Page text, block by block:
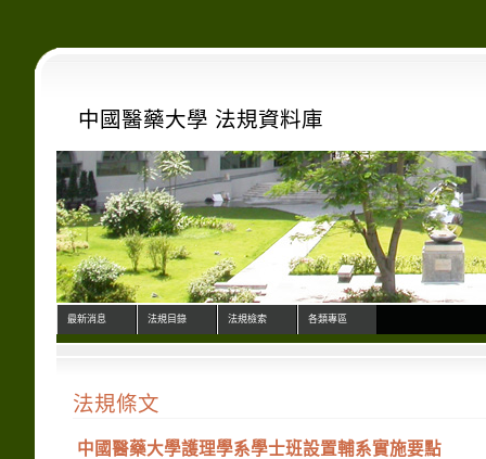
中國醫藥大學 法規資料庫
最新消息 法規目錄 法規檢索 各類專區
法規條文
中國醫藥大學護理學系學士班設置輔系實施要點